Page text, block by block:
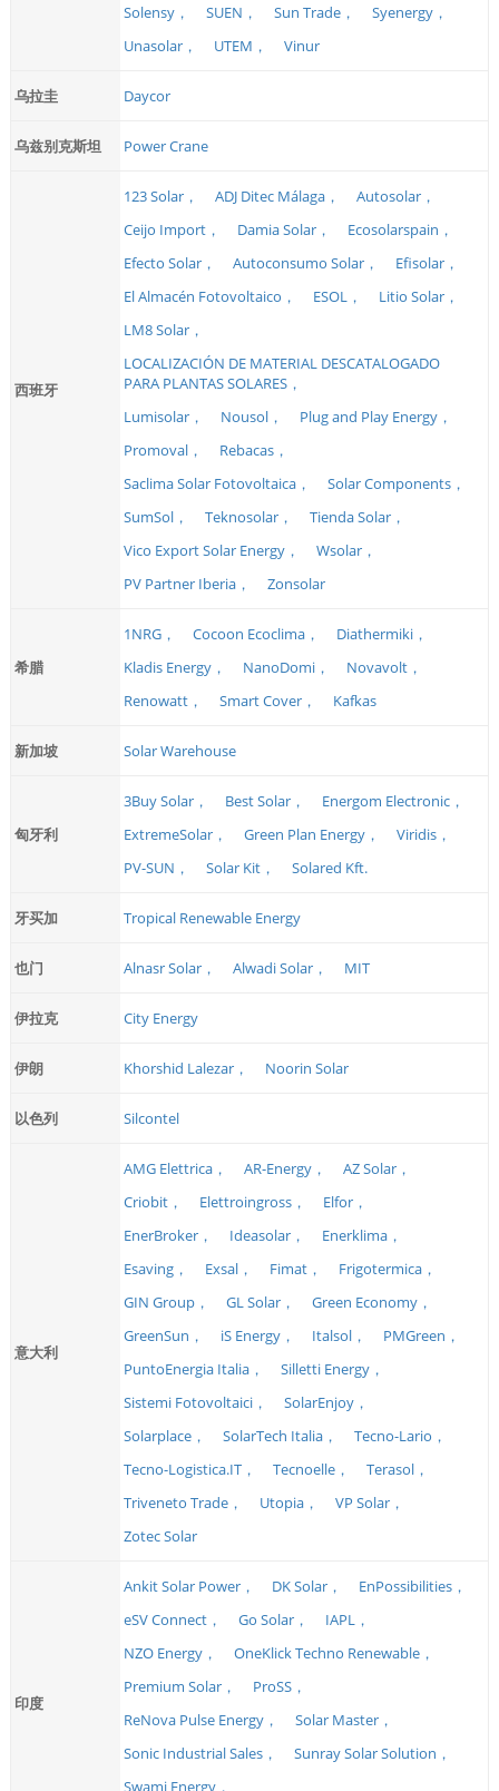
Solensy，
SUEN， Sun Trade，
Syenergy，
Unasolar，
UTEM， Vinur
乌拉圭 Daycor
乌兹别克斯坦 Power Crane
西班牙
123 Solar， ADJ Ditec Málaga，
Autosolar，
Ceijo Import，
Damia Solar，
Ecosolarspain，
Efecto Solar，
Autoconsumo Solar，
Efisolar，
El Almacén Fotovoltaico，
ESOL，
Litio Solar，
LM8 Solar，
LOCALIZACIÓN DE MATERIAL DESCATALOGADO
PARA PLANTAS SOLARES，
Lumisolar，
Nousol，
Plug and Play Energy，
Promoval，
Rebacas，
Saclima Solar Fotovoltaica，
Solar Components，
SumSol，
Teknosolar，
Tienda Solar，
Vico Export Solar Energy，
Wsolar，
PV Partner Iberia，
Zonsolar
希腊
1NRG， Cocoon Ecoclima，
Diathermiki，
Kladis Energy，
NanoDomi，
Novavolt，
Renowatt，
Smart Cover， Kafkas
新加坡 Solar Warehouse
匈牙利
3Buy Solar， Best Solar，
Energom Electronic，
ExtremeSolar，
Green Plan Energy，
Viridis，
PV-SUN，
Solar Kit， Solared Kft.
牙买加 Tropical Renewable Energy
也门 Alnasr Solar， Alwadi Solar， MIT
伊拉克 City Energy
伊朗 Khorshid Lalezar， Noorin Solar
以色列 Silcontel
意大利
AMG Elettrica， AR-Energy，
AZ Solar，
Criobit，
Elettroingross，
Elfor，
EnerBroker，
Ideasolar，
Enerklima，
Esaving，
Exsal， Fimat，
Frigotermica，
GIN Group，
GL Solar，
Green Economy，
GreenSun，
iS Energy， Italsol，
PMGreen，
PuntoEnergia Italia，
Silletti Energy，
Sistemi Fotovoltaici，
SolarEnjoy，
Solarplace，
SolarTech Italia，
Tecno-Lario，
Tecno-Logistica.IT，
Tecnoelle，
Terasol，
Triveneto Trade，
Utopia，
VP Solar，
Zotec Solar
印度
Ankit Solar Power， DK Solar，
EnPossibilities，
eSV Connect，
Go Solar，
IAPL，
NZO Energy，
OneKlick Techno Renewable，
Premium Solar，
ProSS，
ReNova Pulse Energy，
Solar Master，
Sonic Industrial Sales，
Sunray Solar Solution，
Swami Energy，